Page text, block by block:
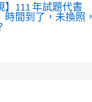
】111 年試題代書
時間到了，未換照，